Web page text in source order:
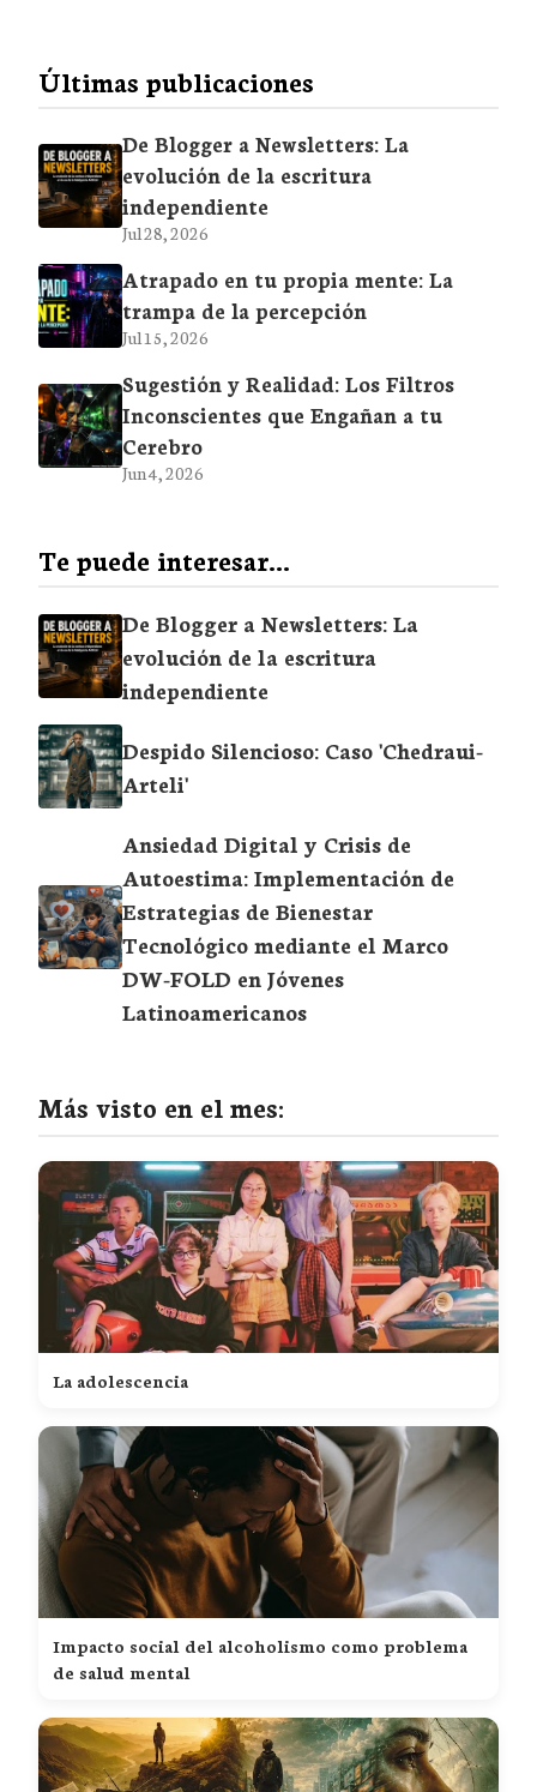
Últimas publicaciones
De Blogger a Newsletters: La
evolución de la escritura
independiente
Jul 28, 2026
Atrapado en tu propia mente: La
trampa de la percepción
Jul 15, 2026
Sugestión y Realidad: Los Filtros
Inconscientes que Engañan a tu
Cerebro
Jun 4, 2026
Te puede interesar...
De Blogger a Newsletters: La
evolución de la escritura
independiente
Despido Silencioso: Caso 'Chedraui-
Arteli'
Ansiedad Digital y Crisis de
Autoestima: Implementación de
Estrategias de Bienestar
Tecnológico mediante el Marco
DW-FOLD en Jóvenes
Latinoamericanos
Más visto en el mes:
La adolescencia
Impacto social del alcoholismo como problema
de salud mental